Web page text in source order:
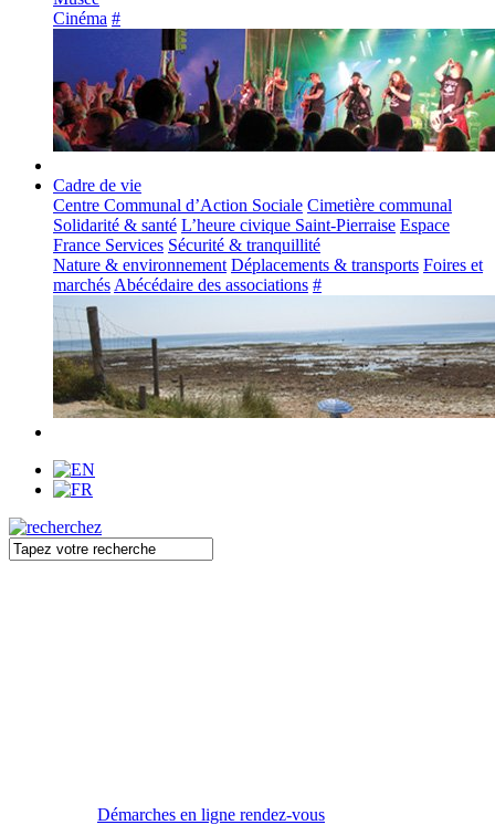
Cinéma #
Cadre de vie
Centre Communal d’Action Sociale Cimetière communal
Solidarité & santé L’heure civique Saint-Pierraise Espace
France Services Sécurité & tranquillité
Nature & environnement Déplacements & transports Foires et
marchés Abécédaire des associations #
Démarches en ligne rendez-vous